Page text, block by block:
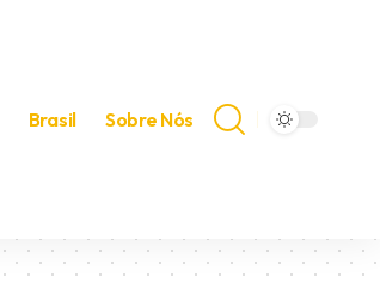
Brasil Sobre Nós